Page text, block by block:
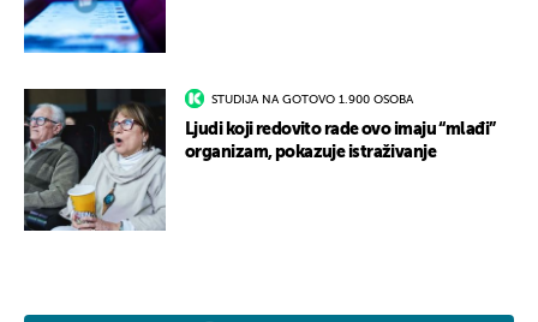
STUDIJA NA GOTOVO 1.900 OSOBA
Ljudi koji redovito rade ovo imaju “mlađi”
organizam, pokazuje istraživanje